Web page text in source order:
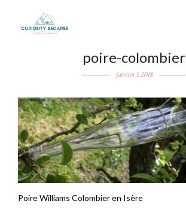
poire-colombier
janvier 1, 2018
Poire Williams Colombier en Isère